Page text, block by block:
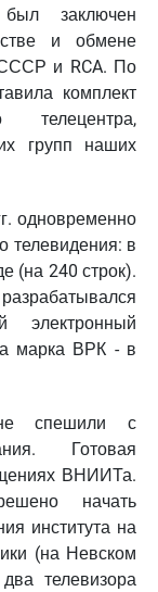
заключен
и обмене
и RCA. По
комплект
телецентра,
групп наших
одновременно
телевидения: в
(на 240 строк).
электронный
марка ВРК - в
не спешили с
Готовая
ВНИИТа.
начать
института на
(на Невском
телевизора